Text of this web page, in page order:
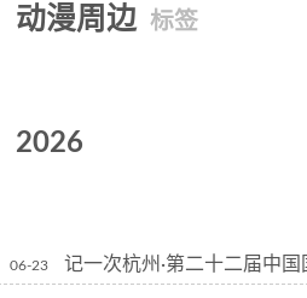
动漫周边 标签
2026
06-23 记一次杭州·第二十二届中